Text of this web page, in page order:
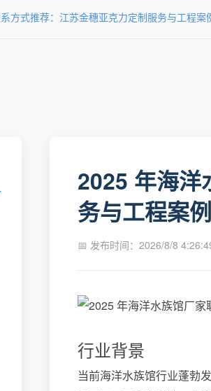
方式推荐：江苏金穗亚克力定制服务与工程
2025 年海洋
务与工程案
📅 发布时间：2026/8/8
行业背景
当前海洋水族馆行业蓬勃